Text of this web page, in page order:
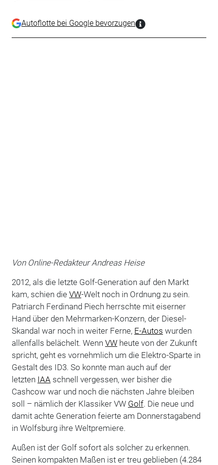
Autoflotte bei Google bevorzugen
Von Online-Redakteur Andreas Heise
2012, als die letzte Golf-Generation auf den Markt
kam, schien die VW-Welt noch in Ordnung zu sein.
Patriarch Ferdinand Piech herrschte mit eiserner
Hand über den Mehrmarken-Konzern, der Diesel-
Skandal war noch in weiter Ferne, E-Autos wurden
allenfalls belächelt. Wenn VW heute von der Zukunft
spricht, geht es vornehmlich um die Elektro-Sparte in
Gestalt des ID3. So konnte man auch auf der
letzten IAA schnell vergessen, wer bisher die
Cashcow war und noch die nächsten Jahre bleiben
soll – nämlich der Klassiker VW Golf. Die neue und
damit achte Generation feierte am Donnerstagabend
in Wolfsburg ihre Weltpremiere.
Außen ist der Golf sofort als solcher zu erkennen.
Seinen kompakten Maßen ist er treu geblieben (4.284